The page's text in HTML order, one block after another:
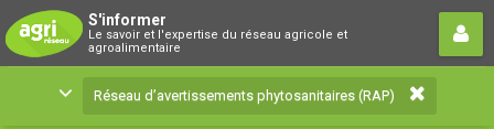
S'informer
Le savoir et l'expertise du réseau agricole et
agroalimentaire
Réseau d’avertissements
phytosanitaires (RAP)
Le savoir et l'expertise du réseau agricole et
agroalimentaire
Réseau d’avertissements phytosanitaires (RAP)